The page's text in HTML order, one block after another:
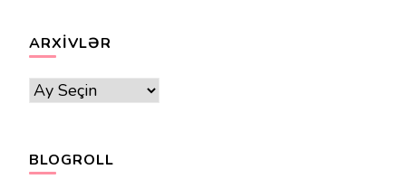
ARXIVLƏR
Arxivlər
BLOGROLL